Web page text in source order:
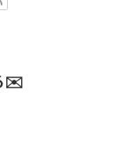
✉️